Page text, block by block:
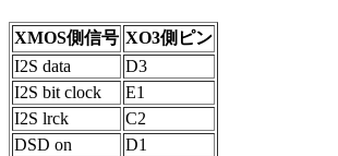
XMOS側信号 XO3側ピン
I2S data
D3
I2S bit clock
E1
I2S lrck
C2
DSD on
D1